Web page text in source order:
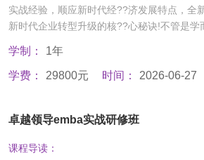
实战经验，顺应新时代经??济发展特点，全
新时代企业转型升级的核??心秘诀!不管是学
学制： 1年
学费： 29800元 时间： 2026-06-27
卓越领导emba实战研修班
课程导读：